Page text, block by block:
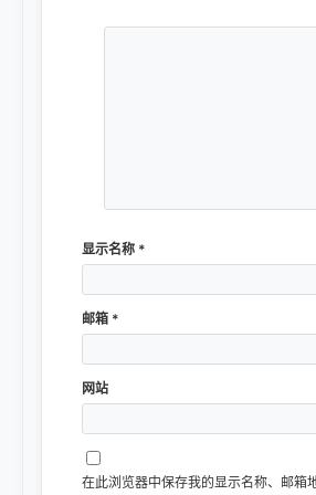
显示名称 *
邮箱 *
网站
在此浏览器中保存我的显示名称、邮箱